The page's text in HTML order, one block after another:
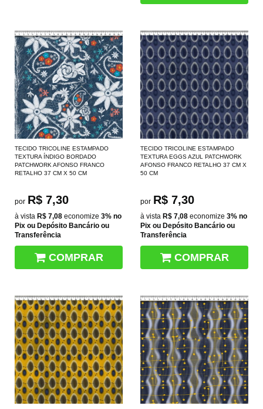
TECIDO TRICOLINE ESTAMPADO
TEXTURA ÍNDIGO BORDADO
PATCHWORK AFONSO FRANCO
RETALHO 37 CM X 50 CM
por R$ 7,30
à vista R$ 7,08 economize 3% no
Pix ou Depósito Bancário ou
Transferência
COMPRAR
TECIDO TRICOLINE ESTAMPADO
TEXTURA EGGS AZUL PATCHWORK
AFONSO FRANCO RETALHO 37 CM X
50 CM
por R$ 7,30
à vista R$ 7,08 economize 3% no
Pix ou Depósito Bancário ou
Transferência
COMPRAR